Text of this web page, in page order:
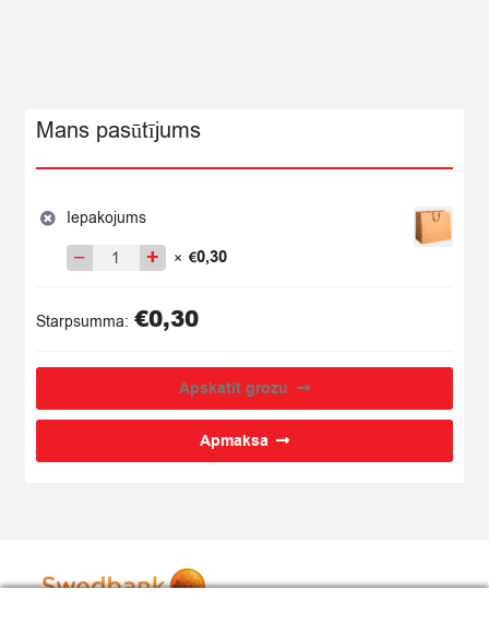
Mans pasūtījums
Iepakojums
−
Iepakojums+ × €0,30
Starpsumma: €0,30
Apskatīt grozu
Apmaksa